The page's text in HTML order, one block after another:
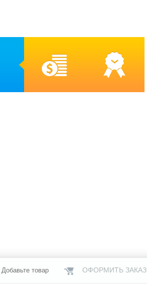
Добавьте товар ОФОРМИТЬ ЗАКАЗ